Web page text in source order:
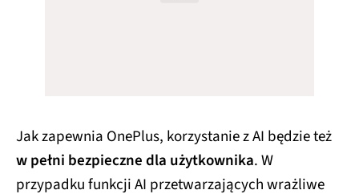
Jak zapewnia OnePlus, korzystanie z AI będzie też
w pełni bezpieczne dla użytkownika. W
przypadku funkcji AI przetwarzających wrażliwe